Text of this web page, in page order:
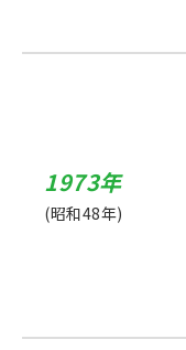
1973年
(昭和48年)